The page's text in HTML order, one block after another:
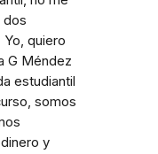
dos
quiero
G Méndez
estudiantil
somos
y